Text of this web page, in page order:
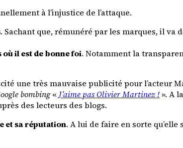
à l’injustice de l’attaque.
. Sachant que, rémunéré par les marques, il va
il est de bonne foi. Notamment la
une très mauvaise publicité pour l’acteur
bombing« J’aime pas Olivier Martinez !». A
des lecteurs des blogs.
et sa réputation. A lui de faire en sorte qu’elle